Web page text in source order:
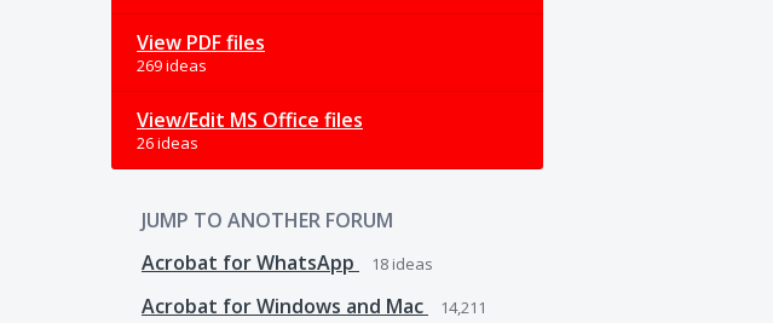
View PDF files
269 ideas
View/Edit MS Office files
26 ideas
JUMP TO ANOTHER FORUM
Acrobat for WhatsApp
18 ideas
Acrobat for Windows and Mac
14,211